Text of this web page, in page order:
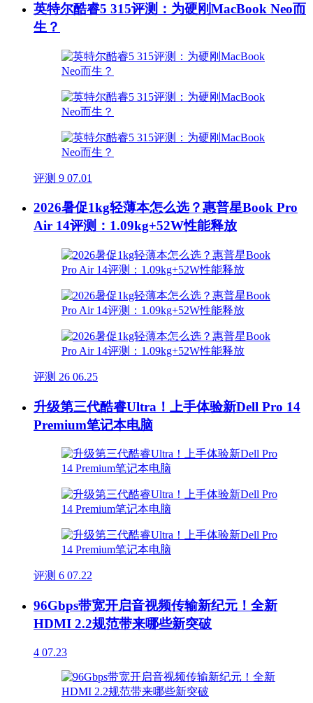
英特尔酷睿5 315评测：为硬刚MacBook Neo而
生？
评测 9 07.01
2026暑促1kg轻薄本怎么选？惠普星Book Pro
Air 14评测：1.09kg+52W性能释放
评测 26 06.25
升级第三代酷睿Ultra！上手体验新Dell Pro 14
Premium笔记本电脑
评测 6 07.22
96Gbps带宽开启音视频传输新纪元！全新
HDMI 2.2规范带来哪些新突破
4 07.23